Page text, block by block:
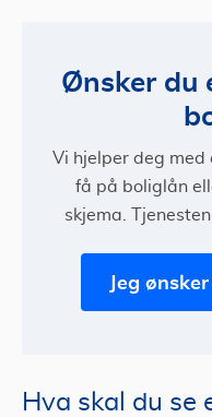
Ønsker du
Vi hjelper deg med
få på boliglån
skjema.
Jeg
Hva skal du se